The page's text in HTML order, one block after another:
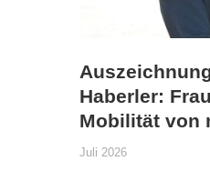
Haberler:
Mobilität von
Juli 2026